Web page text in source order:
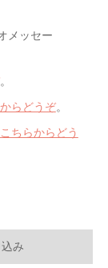
メッセー
。
らどうぞ。
こちらからどう
み